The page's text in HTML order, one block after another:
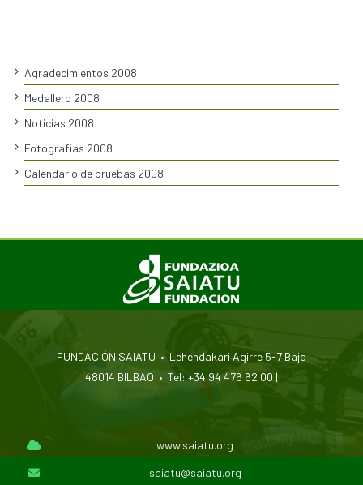
Agradecimientos 2008
Medallero 2008
Noticias 2008
Fotografias 2008
Calendario de pruebas 2008
FUNDACIÓN SAIATU • Lehendakari Agirre 5-7 Bajo
48014 BILBAO • Tel: +34 94 476 62 00 |
www.saiatu.org
saiatu@saiatu.org